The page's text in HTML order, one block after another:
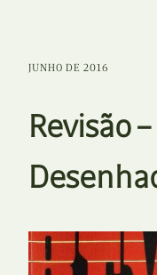
JUNHO DE 2016
Revisão